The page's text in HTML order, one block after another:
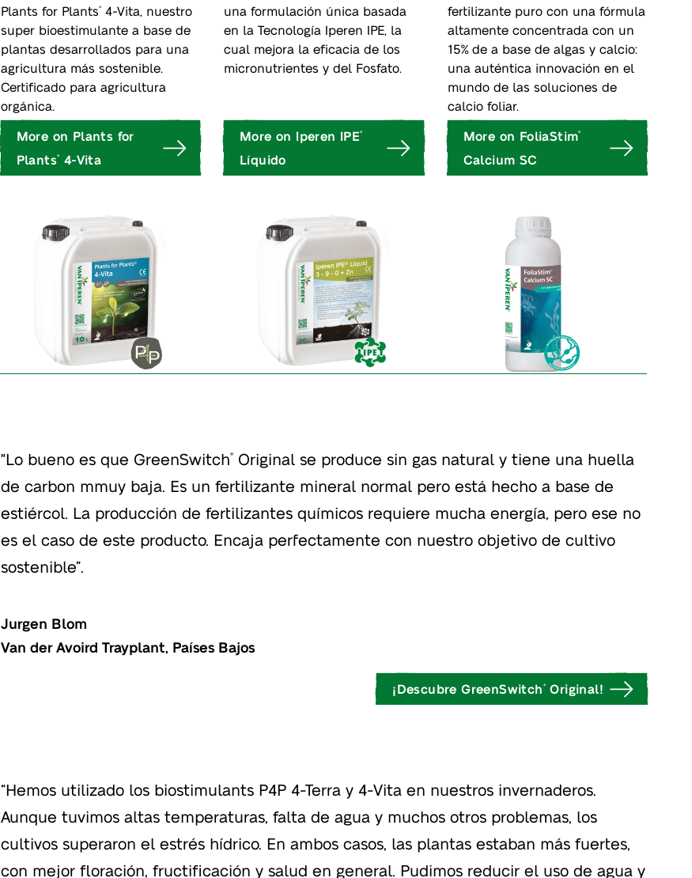
Plants for Plants®4-Vita, nuestro
super bioestimulante a base de
plantas desarrollados para una
agricultura más sostenible.
Certificado para agricultura
orgánica.
More on Plants for
Plants® 4-Vita
una formulación única basada
en la Tecnología Iperen IPE, la
cual mejora la eficacia de los
micronutrientes y del Fosfato.
More on Iperen IPE®
Líquido
fertilizante puro con una fórmula
altamente concentrada con un
15% de a base de algas y calcio:
una auténtica innovación en el
mundo de las soluciones de
calcio foliar.
More on FoliaStim®
Calcium SC
"Lo bueno es que GreenSwitch®Original se produce sin gas natural y tiene una huella
de carbon mmuy baja. Es un fertilizante mineral normal pero está hecho a base de
estiércol. La producción de fertilizantes químicos requiere mucha energía, pero ese no
es el caso de este producto. Encaja perfectamente con nuestro objetivo de cultivo
sostenible”.
Jurgen Blom
Van der Avoird Trayplant, Países Bajos
¡Descubre GreenSwitch ® Original!
“Hemos utilizado los biostimulants P4P 4-Terra y 4-Vita en nuestros invernaderos.
Aunque tuvimos altas temperaturas, falta de agua y muchos otros problemas, los
cultivos superaron el estrés hídrico. En ambos casos, las plantas estaban más fuertes,
con mejor floración, fructificación y salud en general. Pudimos reducir el uso de agua y